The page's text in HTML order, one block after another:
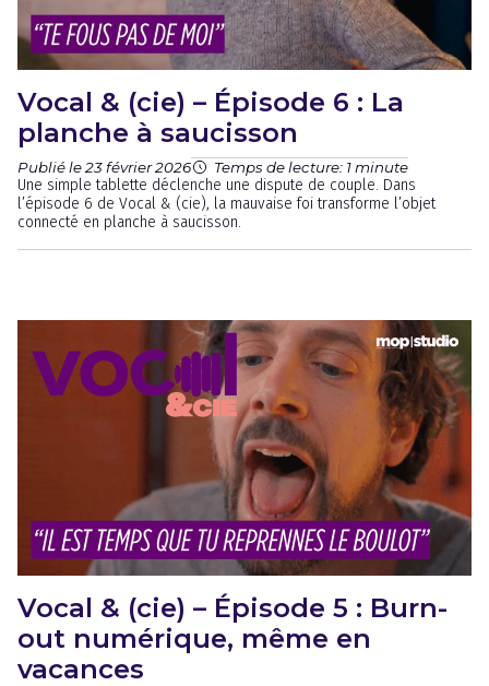
Vocal & (cie) – Épisode 6 : La
planche à saucisson
Publié le 23 février 2026 Temps de lecture: 1 minute
Une simple tablette déclenche une dispute de couple. Dans
l’épisode 6 de Vocal & (cie), la mauvaise foi transforme l’objet
connecté en planche à saucisson.
Vocal & (cie) – Épisode 5 : Burn-
out numérique, même en
vacances